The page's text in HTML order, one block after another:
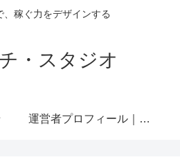
、稼ぐ力をデザインする
・スタジオ
運営者プロフィール｜ミライジュウ